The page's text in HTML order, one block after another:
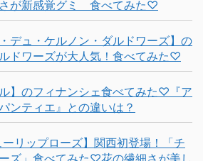
が新感覚グミ 食べてみた♡
・デュ・ケルノン・ダルドワーズ】の
ドワーズが大人気！食べてみた♡
ル】のフィナンシェ食べてみた♡『ア
ンティエ』との違いは？
ーリップローズ】関西初登場！「チ
ズ」食べてみた♡花の繊細さが美し